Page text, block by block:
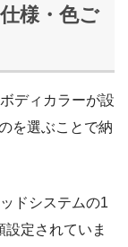
様・色ご
ディカラーが設
を選ぶことで納
ドシステムの1
定されていま